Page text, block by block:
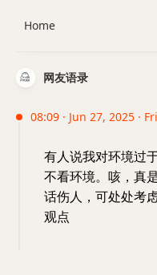
网友语录
08:09 · Jun 27, 2025 · Fri
有人说我对环境过
不看环境。咳，真
话伤人，可处处考
观点
Home